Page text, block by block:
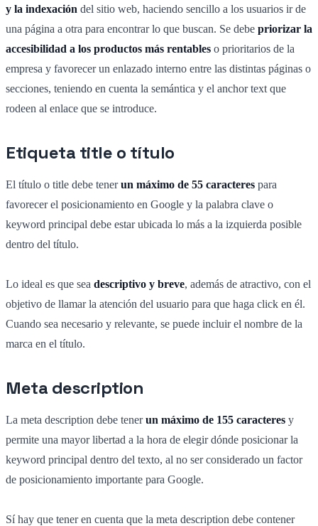
y la indexación del sitio web, haciendo sencillo a los usuarios ir de
una página a otra para encontrar lo que buscan. Se debe priorizar la
accesibilidad a los productos más rentables o prioritarios de la
empresa y favorecer un enlazado interno entre las distintas páginas o
secciones, teniendo en cuenta la semántica y el anchor text que
rodeen al enlace que se introduce.
Etiqueta title o título
El título o title debe tenerun máximo de 55 caracteres para
favorecer el posicionamiento en Google y la palabra clave o
keyword principal debe estar ubicada lo más a la izquierda posible
dentro del título.
Lo ideal es que sea descriptivo y breve, además de atractivo, con el
objetivo de llamar la atención del usuario para que haga click en él.
Cuando sea necesario y relevante, se puede incluir el nombre de la
marca en el título.
Meta description
La meta description debe tenerun máximo de 155 caracteres y
permite una mayor libertad a la hora de elegir dónde posicionar la
keyword principal dentro del texto, al no ser considerado un factor
de posicionamiento importante para Google.
Sí hay que tener en cuenta que la meta description debe contener